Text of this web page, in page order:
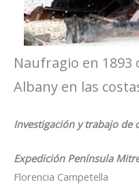
Naufragio en 1893
Albany en las
Investigación y trabajo de
Expedición Península
Florencia Campetella